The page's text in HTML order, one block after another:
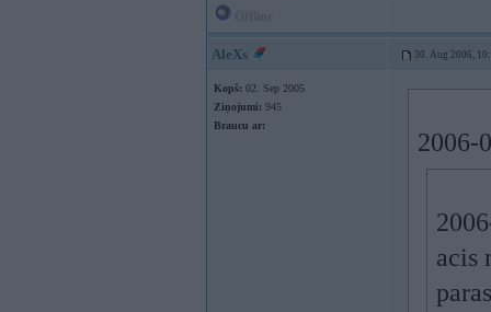
AleXs 30. Aug 2006,
Kopš: 02. Sep 2005
Ziņojumi: 945
Braucu ar:
2006-
acis